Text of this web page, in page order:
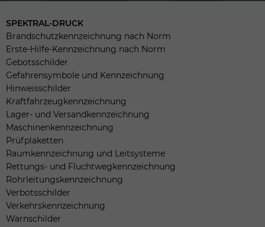
SPEKTRAL-DRUCK
Brandschutzkennzeichnung nach Norm
Erste-Hilfe-Kennzeichnung nach Norm
Gebotsschilder
Gefahrensymbole und Kennzeichnung
Hinweisschilder
Kraftfahrzeugkennzeichnung
Lager- und Versandkennzeichnung
Maschinenkennzeichnung
Prüfplaketten
Raumkennzeichnung und Leitsysteme
Rettungs- und Fluchtwegkennzeichnung
Rohrleitungskennzeichnung
Verbotsschilder
Verkehrskennzeichnung
Warnschilder